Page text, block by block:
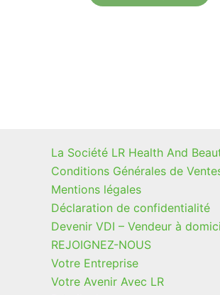
La Société LR Health And
Conditions Générales de
Mentions légales
Déclaration de confidentialité
Devenir VDI – Vendeur à
REJOIGNEZ-NOUS
Votre Entreprise
Votre Avenir Avec LR